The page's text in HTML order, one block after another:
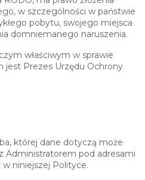
w szczególności w państwie
pobytu, swojego miejsca
domniemanego naruszenia.
właściwym w sprawie
jest Prezes Urzędu Ochrony
której dane dotyczą może
Administratorem pod adresami
niniejszej Polityce.